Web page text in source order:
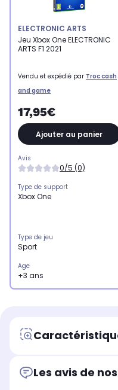
ELECTRONIC ARTS
Jeu Xbox One ELECTRONIC
ARTS F1 2021
Vendu et expédié par Troc cash
and game
17,95€
Ajouter au panier
Avis
0/5 (0)
Type de support
Xbox One
Type de jeu
Sport
Age
+3 ans
Les avis de